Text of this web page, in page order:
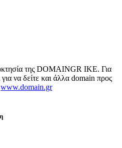
της DOMAINGR ΙΚΕ. Για
να δείτε και άλλα domain προς
www.domain.gr